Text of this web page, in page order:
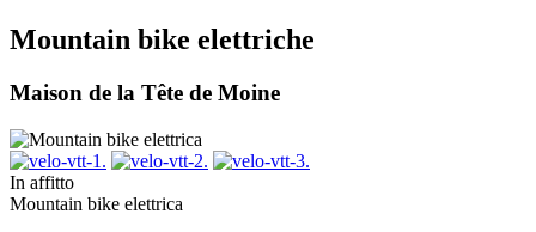
Mountain bike elettriche
Maison de la Tête de Moine
In affitto
Mountain bike elettrica